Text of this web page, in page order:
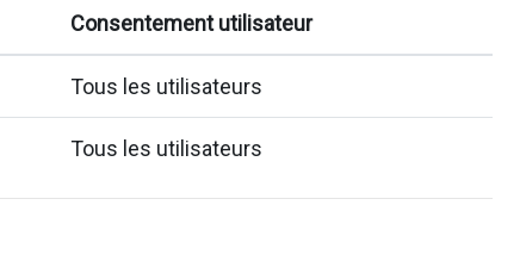
Consentement utilisateur
Tous les utilisateurs
Tous les utilisateurs